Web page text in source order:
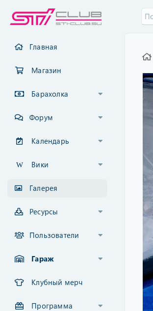
Главная
Магазин
Барахолка
Форум
Календарь
Вики
Галерея
Ресурсы
Пользователи
Гараж
Клубный мерч
Программа